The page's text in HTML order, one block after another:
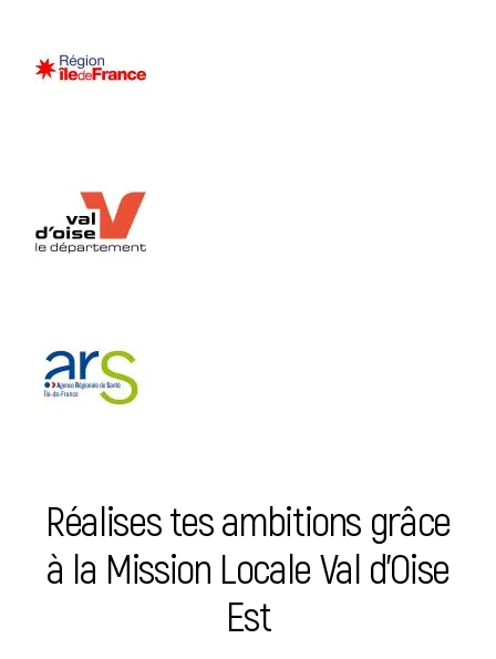
Réalises tes ambitions grâce
à la Mission Locale Val d’Oise
Est